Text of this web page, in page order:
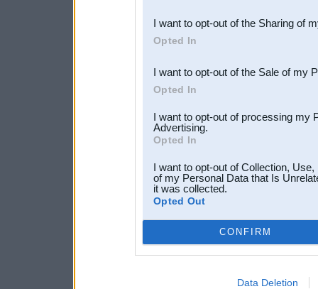
Downstream Participants
third parties.
I want to opt-out of the Sharing of
Opted In
I want to opt-out of the Sale of my
Opted In
I want to opt-out of processing my
Advertising.
Opted In
I want to opt-out of Collection,
of my Personal Data that Is
it was collected.
Opted Out
CONFIRM
Data Deletion